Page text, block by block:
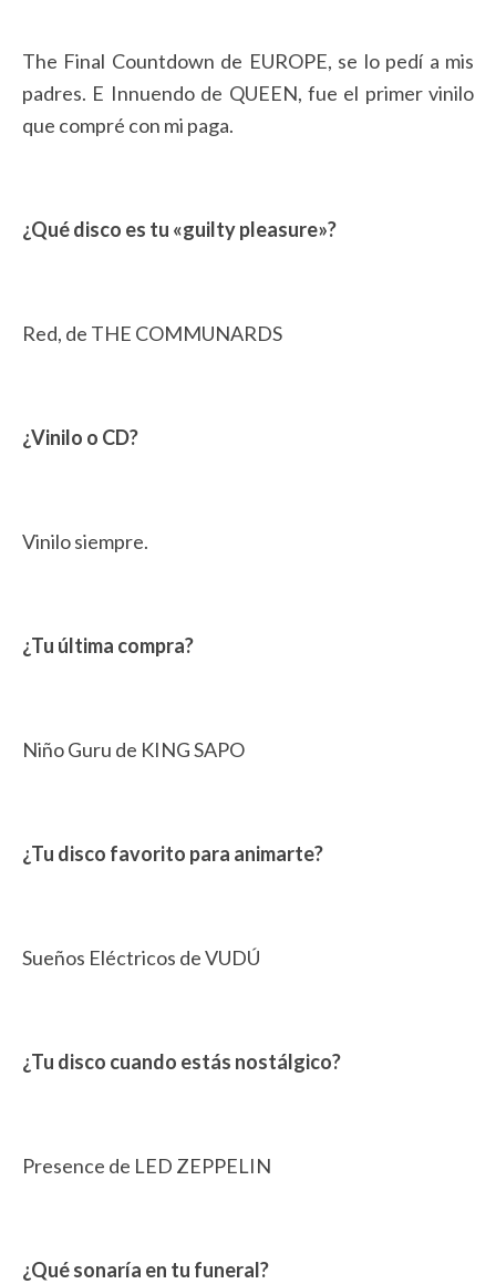
The Final Countdown de EUROPE, se lo pedí a mis
padres. E Innuendo de QUEEN, fue el primer vinilo
que compré con mi paga.
¿Qué disco es tu «guilty pleasure»?
Red, de THE COMMUNARDS
¿Vinilo o CD?
Vinilo siempre.
¿Tu última compra?
Niño Guru de KING SAPO
¿Tu disco favorito para animarte?
Sueños Eléctricos de VUDÚ
¿Tu disco cuando estás nostálgico?
Presence de LED ZEPPELIN
¿Qué sonaría en tu funeral?